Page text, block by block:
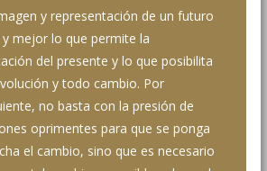
y representación de un futuro
mejor lo que permite la
del presente y lo que posibilita
y todo cambio. Por
no basta con la presión de
oprimentes para que se ponga
el cambio, sino que es necesario